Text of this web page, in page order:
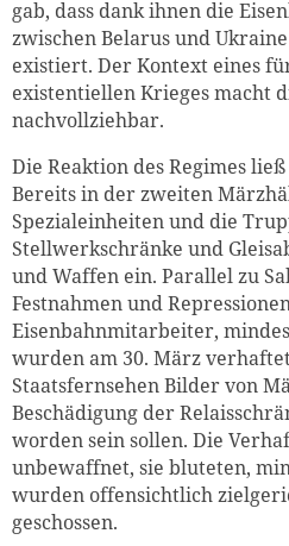
gab, dass dank ihnen die
zwischen Belarus und
existiert. Der Kontext eines
existentiellen Krieges macht
nachvollziehbar.
Die Reaktion des Regimes
Bereits in der zweiten
Spezialeinheiten und die
Stellwerkschränke und
und Waffen ein. Parallel zu
Festnahmen und
Eisenbahnmitarbeiter,
wurden am 30. März
Staatsfernsehen Bilder von
Beschädigung der
worden sein sollen. Die
unbewaffnet, sie bluteten,
wurden offensichtlich
geschossen.